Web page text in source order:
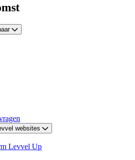
websites
Levvel Up